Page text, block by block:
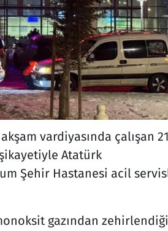
vardiyasında çalışan 21
Atatürk
Şehir Hastanesi acil
gazından